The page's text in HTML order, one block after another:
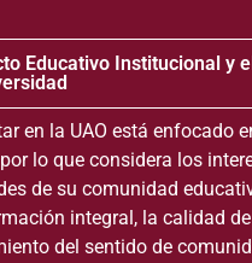
Educativo Institucional y
en la UAO está enfocado
lo que considera los
de su comunidad
integral, la calidad de
del sentido de